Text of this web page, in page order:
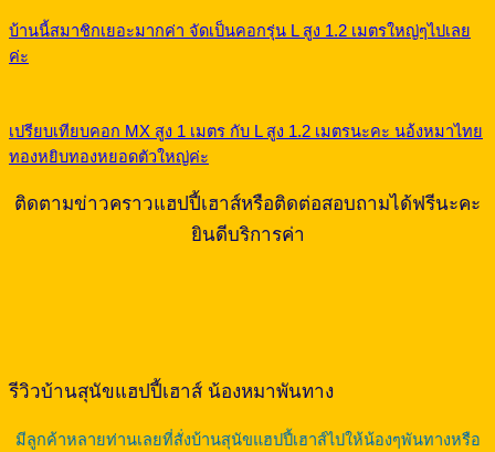
บ้านนี้สมาชิกเยอะมากค่า จัดเป็นคอกรุ่น L สูง 1.2 เมตรใหญ่ๆไปเลย
ค่ะ
เปรียบเทียบคอก MX สูง 1 เมตร กับ L สูง 1.2 เมตรนะคะ นอ้งหมาไทย
ทองหยิบทองหยอดตัวใหญ่ค่ะ
ติดตามข่าวคราวแฮปปี้เฮาส์หรือติดต่อสอบถามได้ฟรีนะคะ
ยินดีบริการค่า
รีวิวบ้านสุนัขแฮปปี้เฮาส์ น้องหมาพันทาง
มีลูกค้าหลายท่านเลยที่สั่งบ้านสุนัขแฮปปี้เฮาส์ไปให้น้องๆพันทางหรือ